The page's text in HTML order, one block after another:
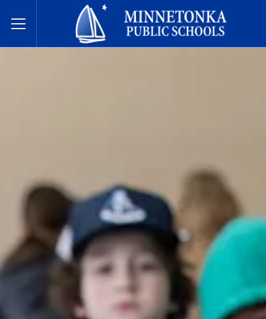
Toggle Menu
Javne škole Minnetonke